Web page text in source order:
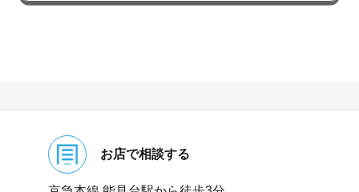
お店で相談する